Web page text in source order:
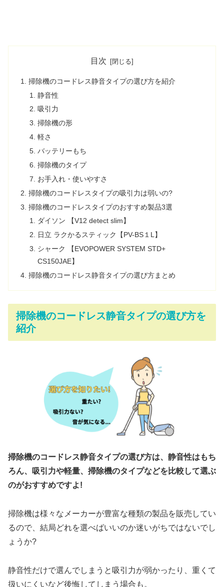
目次
掃除機のコードレス静音タイプの選び方を紹介
静音性
吸引力
掃除機の形
軽さ
バッテリーもち
掃除機のタイプ
お手入れ・使いやすさ
掃除機のコードレスタイプの吸引力は弱いの?
掃除機のコードレスタイプのおすすめ製品3選
ダイソン 【V12 detect slim】
日立 ラクかるスティック【PV-BS１L】
シャーク 【EVOPOWER SYSTEM STD+
CS150JAE】
掃除機のコードレス静音タイプの選び方まとめ
掃除機のコードレス静音タイプの選び方を
紹介
掃除機のコードレス静音タイプの選び方は、静音性はもち
ろん、吸引力や軽量、掃除機のタイプなどを比較して選ぶ
のがおすすめですよ!
掃除機は様々なメーカーが豊富な種類の製品を販売してい
るので、結局どれを選べばいいのか迷いがちではないでし
ょうか?
静音性だけで選んでしまうと吸引力が弱かったり、重くて
扱いにくいなど後悔してしまう場合も。